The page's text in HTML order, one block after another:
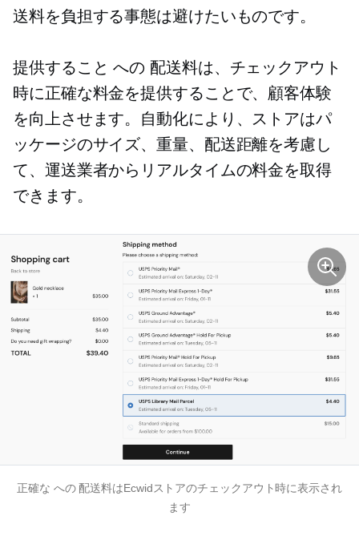
送料を負担する事態は避けたいものです。
提供することへの 配送料は、チェックアウト
時に正確な料金を提供することで、顧客体験
を向上させます。自動化により、ストアはパ
ッケージのサイズ、重量、配送距離を考慮し
て、運送業者からリアルタイムの料金を取得
できます。
正確な への配送料はEcwidストアのチェックアウト時に表示され
ます